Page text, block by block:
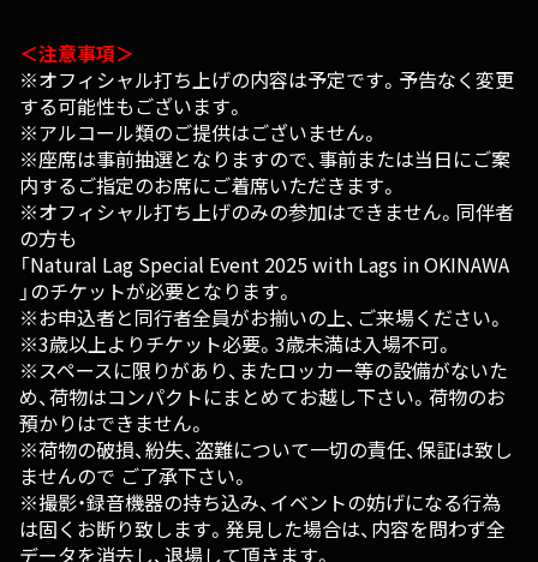
＜注意事項＞
※オフィシャル打ち上げの内容は予定です。予告なく変更
する可能性もございます。
※アルコール類のご提供はございません。
※座席は事前抽選となりますので、事前または当日にご案
内するご指定のお席にご着席いただきます。
※オフィシャル打ち上げのみの参加はできません。同伴者
の方も
「Natural Lag Special Event 2025 with Lags in OKINAWA
」のチケットが必要となります。
※お申込者と同行者全員がお揃いの上、ご来場ください。
※3歳以上よりチケット必要。3歳未満は入場不可。
※スペースに限りがあり、またロッカー等の設備がないた
め、荷物はコンパクトにまとめてお越し下さい。荷物のお
預かりはできません。
※荷物の破損、紛失、盗難について一切の責任、保証は致し
ませんので ご了承下さい。
※撮影・録音機器の持ち込み、イベントの妨げになる行為
は固くお断り致します。発見した場合は、内容を問わず全
データを消去し、退場して頂きます。